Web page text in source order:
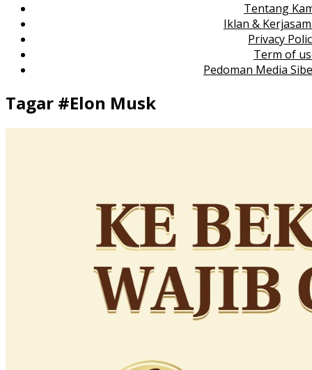
Tentang
Iklan &
Privacy
Term of
Pedoman Media
Tagar #Elon Musk